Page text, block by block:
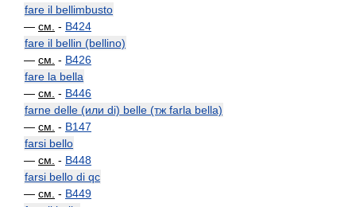
fare il bellimbusto
— см. - B424
fare il bellin (bellino)
— см. - B426
fare la bella
— см. - B446
farne delle (или di) belle (тж farla bella)
— см. - B147
farsi bello
— см. - B448
farsi bello di qc
— см. - B449